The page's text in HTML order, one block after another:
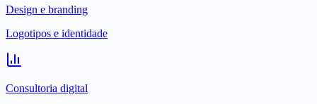
Design e branding
Logotipos e identidade
Consultoria digital